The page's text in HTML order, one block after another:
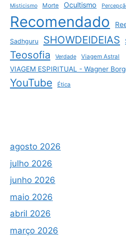
Misticismo Morte Ocultismo
Recomendado
Sadhguru SHOWDEIDEIAS
Teosofia Verdade Viagem Astral
VIAGEM ESPIRITUAL - Wagner
YouTube Ética
agosto 2026
julho 2026
junho 2026
maio 2026
abril 2026
março 2026